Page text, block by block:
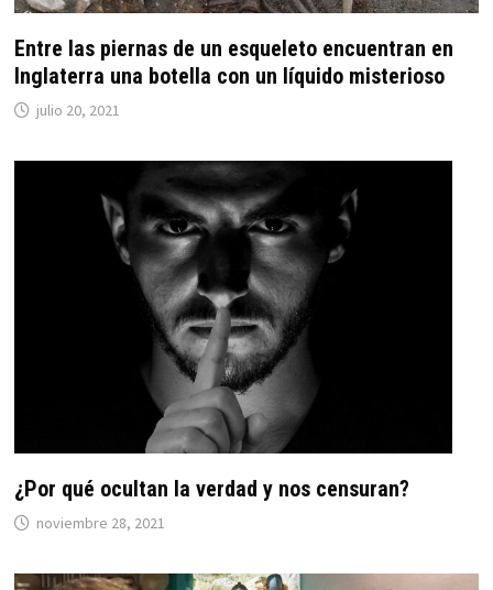
Entre las piernas de un esqueleto encuentran en
Inglaterra una botella con un líquido misterioso
julio 20, 2021
¿Por qué ocultan la verdad y nos censuran?
noviembre 28, 2021